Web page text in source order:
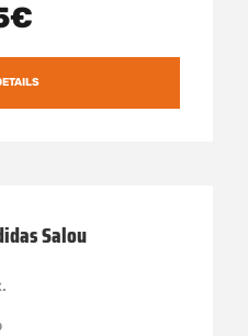
Salou